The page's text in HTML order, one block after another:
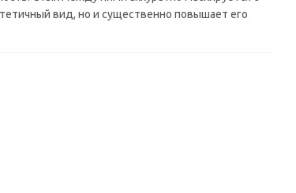
вид, но и существенно повышает его